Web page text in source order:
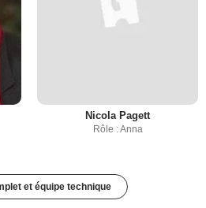
Nicola Pagett
Rôle : Anna
et équipe technique